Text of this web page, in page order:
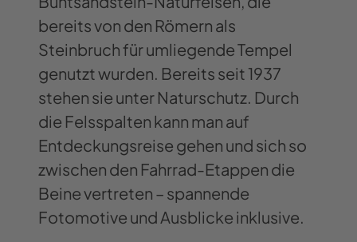
bereits von den Römern als
Steinbruch für umliegende Tempel
genutzt wurden. Bereits seit 1937
stehen sie unter Naturschutz. Durch
die Felsspalten kann man auf
Entdeckungsreise gehen und sich so
zwischen den Fahrrad-Etappen die
Beine vertreten – spannende
Fotomotive und Ausblicke inklusive.